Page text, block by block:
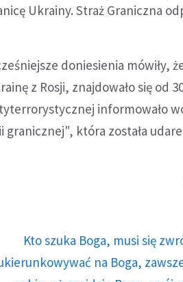
Ukrainy. Straż Graniczna
doniesienia mówiły,
z Rosji, znajdowało się od
informowało
granicznej", która została
Kto szuka Boga, musi się
na Boga,